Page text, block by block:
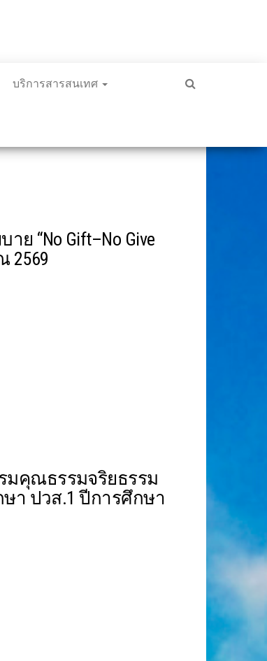
บริการสารสนเทศ
“No Gift–No Give
2569
มคุณธรรมจริยธรรม
า ปวส.1 ปีการศึกษา